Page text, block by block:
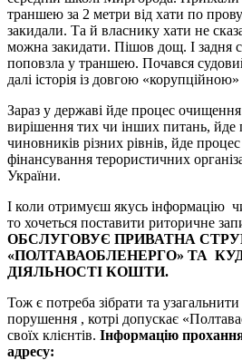
траншею за 2 метри від хати по
закидали. Та й власнику хати не
можна закидати. Пішов дощ. І задня
поповзла у траншею. Почався
далі історія із довгою
Зараз у державі йде процес
вирішення тих чи інших питань, йде
чиновників різних рівнів, йде
фінансування терористичних
України.
І коли отримуєш якусь інформацію
то хочеться поставити риторичне
ОБСЛУГОВУЄ ПРИВАТНА
«ПОЛТАВАОБЛЕНЕРГО» ТА
ДІЯЛЬНОСТІ КОШТИ.
Тож є потреба зібрати та
порушення , котрі допускає
своїх клієнтів. Інформацію
адресу: